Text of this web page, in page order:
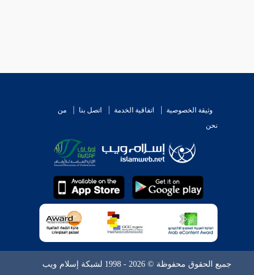
وثيقة الخصوصية اتفاقية الخدمة اتصل بنا
من
نحن
جميع الحقوق محفوظة © 2026 - 1998 لشبكة إسلام ويب